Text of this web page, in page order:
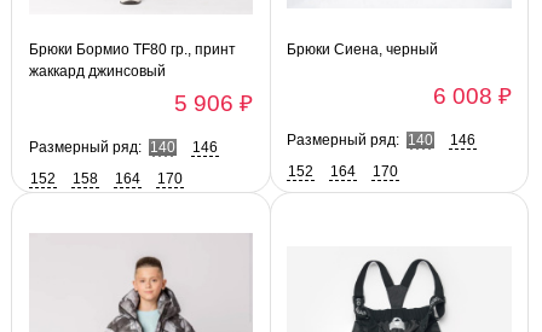
Брюки Бормио TF80 гр., принт
жаккард джинсовый
5 906 ₽
Размерный ряд: 140
146
152
158 164 170
Брюки Сиена, черный
6 008 ₽
Размерный ряд: 140
146
152
164 170